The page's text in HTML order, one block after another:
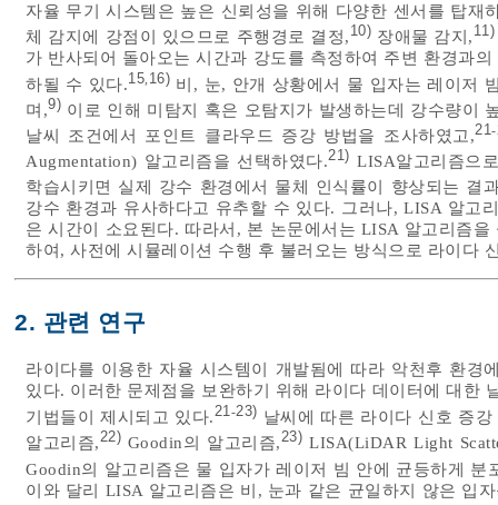
자율 무기 시스템은 높은 신뢰성을 위해 다양한 센서를 탑
체 감지에 강점이 있으므로 주행경로 결정, 10) 장애물 감지, 11)
가 반사되어 돌아오는 시간과 강도를 측정하여 주변 환경과
하될 수 있다.15 16) 비, 눈, 안개 상황에서 물 입자는 레이저
며,9) 이로 인해 미탐지 혹은 오탐지가 발생하는데 강수량이
날씨 조건에서 포인트 클라우드 증강 방법을 조사하였고,21-
Augmentation) 알고리즘을 선택하였다.21) LISA알고리즘으
학습시키면 실제 강수 환경에서 물체 인식률이 향상되는 결
강수 환경과 유사하다고 유추할 수 있다. 그러나, LISA 알고
은 시간이 소요된다. 따라서, 본 논문에서는 LISA 알고리즘
하여, 사전에 시뮬레이션 수행 후 불러오는 방식으로 라이다
2. 관련 연구
라이다를 이용한 자율 시스템이 개발됨에 따라 악천후 환경
있다. 이러한 문제점을 보완하기 위해 라이다 데이터에 대한
기법들이 제시되고 있다.21-23) 날씨에 따른 라이다 신호 증
알고리즘, 22) Goodin의 알고리즘, 23) LISA(LiDAR Light
Goodin의 알고리즘은 물 입자가 레이저 빔 안에 균등하게
이와 달리 LISA 알고리즘은 비, 눈과 같은 균일하지 않은 입